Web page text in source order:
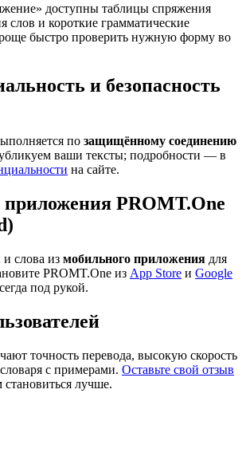
доступны таблицы спряжения
слов и короткие грамматические
быстро проверить нужную форму во
и безопасность
по защищённому соединению
ваши тексты; подробности — в
на сайте.
PROMT.One
слова из мобильного приложения для
PROMT.One из App Store и Google
под рукой.
точность перевода, высокую скорость
с примерами. Оставьте свой отзыв
лучше.